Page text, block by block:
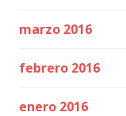
marzo 2016
febrero 2016
enero 2016